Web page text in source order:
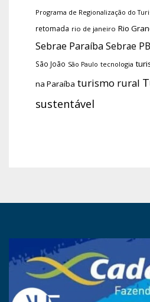
Programa de Regionalização do
retomada rio de janeiro Rio
Sebrae Paraíba Sebrae PB
São João São Paulo tecnologia
na Paraíba turismo rural
sustentável